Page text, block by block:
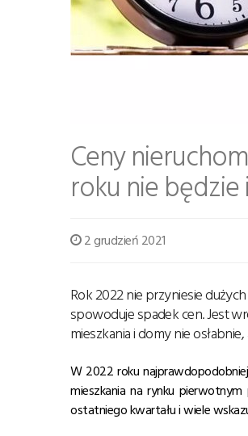
Ceny
roku nie będzie
2 grudzień 2021
Rok 2022 nie przyniesie
spowoduje spadek cen. Jest
mieszkania i domy nie
W 2022 roku
mieszkania na rynku
ostatniego kwartału i wiele